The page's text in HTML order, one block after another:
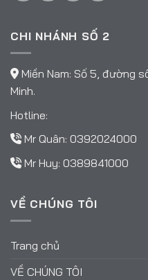
CHI NHÁNH SỐ 2
Miền Nam: Số 5, đường
Minh.
Hotline:
Mr Quân: 0392024000
Mr Huy: 0389841000
VỀ CHÚNG TÔI
Trang chủ
VỀ CHÚNG TÔI